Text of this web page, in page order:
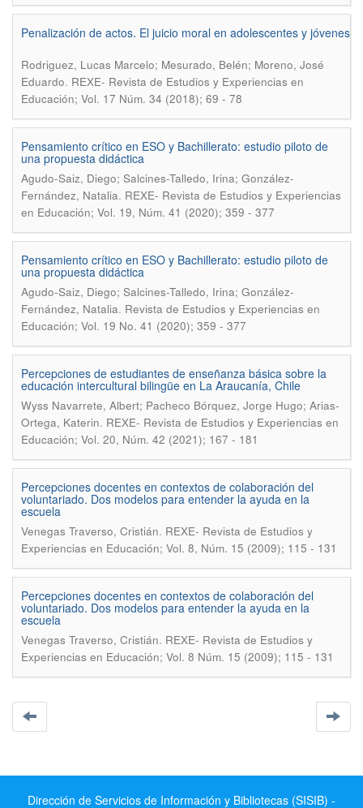
Penalización de actos. El juicio moral en adolescentes y jóvenes
Rodriguez, Lucas Marcelo; Mesurado, Belén; Moreno, José
Eduardo. REXE- Revista de Estudios y Experiencias en
Educación; Vol. 17 Núm. 34 (2018); 69 - 78
Pensamiento crítico en ESO y Bachillerato: estudio piloto de
una propuesta didáctica
Agudo-Saiz, Diego; Salcines-Talledo, Irina; González-
Fernández, Natalia. REXE- Revista de Estudios y Experiencias
en Educación; Vol. 19, Núm. 41 (2020); 359 - 377
Pensamiento crítico en ESO y Bachillerato: estudio piloto de
una propuesta didáctica
Agudo-Saiz, Diego; Salcines-Talledo, Irina; González-
Fernández, Natalia. Revista de Estudios y Experiencias en
Educación; Vol. 19 No. 41 (2020); 359 - 377
Percepciones de estudiantes de enseñanza básica sobre la
educación intercultural bilingüe en La Araucanía, Chile
Wyss Navarrete, Albert; Pacheco Bórquez, Jorge Hugo; Arias-
Ortega, Katerin. REXE- Revista de Estudios y Experiencias en
Educación; Vol. 20, Núm. 42 (2021); 167 - 181
Percepciones docentes en contextos de colaboración del
voluntariado. Dos modelos para entender la ayuda en la
escuela
Venegas Traverso, Cristián. REXE- Revista de Estudios y
Experiencias en Educación; Vol. 8, Núm. 15 (2009); 115 - 131
Percepciones docentes en contextos de colaboración del
voluntariado. Dos modelos para entender la ayuda en la
escuela
Venegas Traverso, Cristián. REXE- Revista de Estudios y
Experiencias en Educación; Vol. 8 Núm. 15 (2009); 115 - 131
Dirección de Servicios de Información y Bibliotecas (SISIB) -